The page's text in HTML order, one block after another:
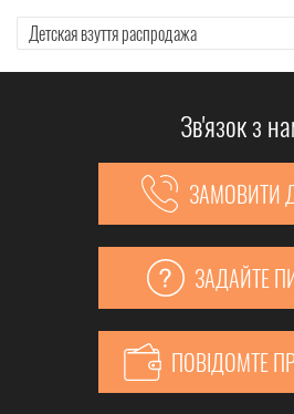
Детская взуття распродажа
Зв'язок з
ЗАМОВИТИ
ЗАДАЙТЕ
ПОВІДОМТЕ